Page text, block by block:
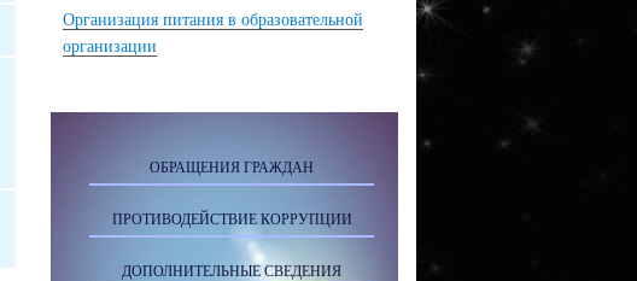
Организация питания в образовательной
организации
ОБРАЩЕНИЯ ГРАЖДАН
ПРОТИВОДЕЙСТВИЕ КОРРУПЦИИ
ДОПОЛНИТЕЛЬНЫЕ СВЕДЕНИЯ